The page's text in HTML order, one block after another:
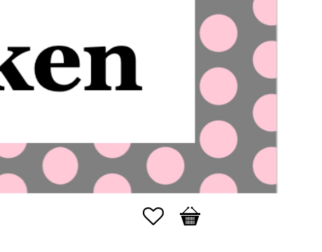
Favoriter
Kundvagn